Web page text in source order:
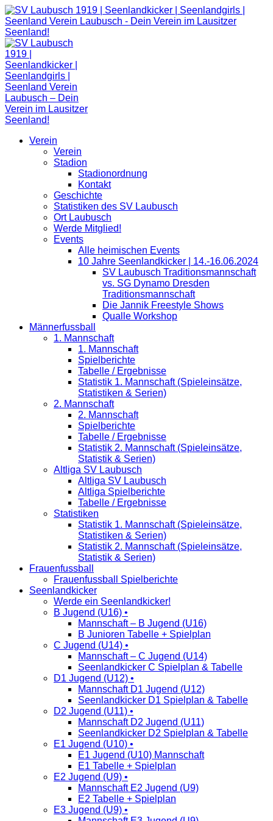
Zum
Inhalt
springen
Verein
Verein
Stadion
Stadionordnung
Kontakt
Geschichte
Statistiken des SV Laubusch
Ort Laubusch
Werde Mitglied!
Events
Alle heimischen Events
10 Jahre Seenlandkicker | 14.-16.06.2024
SV Laubusch Traditionsmannschaft
vs. SG Dynamo Dresden
Traditionsmannschaft
Die Jannik Freestyle Shows
Qualle Workshop
Männerfussball
1. Mannschaft
1. Mannschaft
Spielberichte
Tabelle / Ergebnisse
Statistik 1. Mannschaft (Spieleinsätze,
Statistiken & Serien)
2. Mannschaft
2. Mannschaft
Spielberichte
Tabelle / Ergebnisse
Statistik 2. Mannschaft (Spieleinsätze,
Statistik & Serien)
Altliga SV Laubusch
Altliga SV Laubusch
Altliga Spielberichte
Tabelle / Ergebnisse
Statistiken
Statistik 1. Mannschaft (Spieleinsätze,
Statistiken & Serien)
Statistik 2. Mannschaft (Spieleinsätze,
Statistik & Serien)
Frauenfussball
Frauenfussball Spielberichte
Seenlandkicker
Werde ein Seenlandkicker!
B Jugend (U16) •
Mannschaft – B Jugend (U16)
B Junioren Tabelle + Spielplan
C Jugend (U14) •
Mannschaft – C Jugend (U14)
Seenlandkicker C Spielplan & Tabelle
D1 Jugend (U12) •
Mannschaft D1 Jugend (U12)
Seenlandkicker D1 Spielplan & Tabelle
D2 Jugend (U11) •
Mannschaft D2 Jugend (U11)
Seenlandkicker D2 Spielplan & Tabelle
E1 Jugend (U10) •
E1 Jugend (U10) Mannschaft
E1 Tabelle + Spielplan
E2 Jugend (U9) •
Mannschaft E2 Jugend (U9)
E2 Tabelle + Spielplan
E3 Jugend (U9) •